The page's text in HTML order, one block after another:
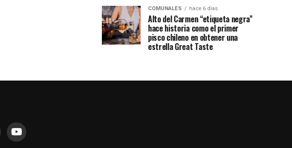
COMUNALES hace 6 días
Alto del Carmen “etiqueta negra”
hace historia como el primer
pisco chileno en obtener una
estrella Great Taste